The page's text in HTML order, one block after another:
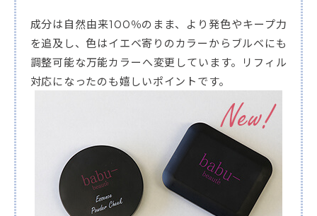
成分は自然由来100％のまま、より発色やキープ力
を追及し、色はイエベ寄りのカラーからブルベにも
調整可能な万能カラーへ変更しています。リフィル
対応になったのも嬉しいポイントです。